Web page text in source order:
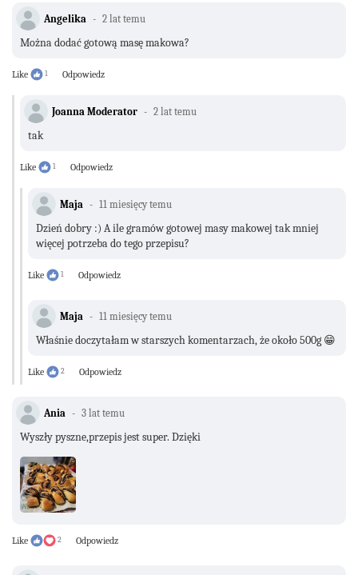
Angelika 2 lat temu
Można dodać gotową masę makowa?
Like 1 Odpowiedz
Joanna Moderator 2 lat temu
tak
Like 1 Odpowiedz
Maja 11 miesięcy temu
Dzień dobry :) A ile gramów gotowej masy makowej tak mniej
więcej potrzeba do tego przepisu?
Like 1 Odpowiedz
Maja 11 miesięcy temu
Właśnie doczytałam w starszych komentarzach, że około 500g 😁
Like 2 Odpowiedz
Ania 3 lat temu
Wyszły pyszne,przepis jest super. Dzięki
Like 2 Odpowiedz